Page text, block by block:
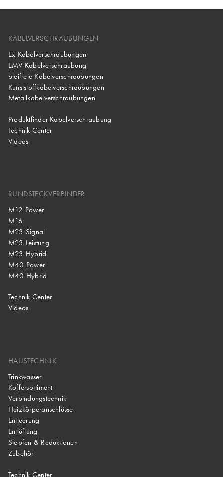
KABELVERSCHRAUBUNGEN
Ex Kabelverschraubungen
EMV Kabelverschraubung
bleifreie Kabelverschraubungen
Kunststoffkabelverschraubungen
Metallkabelverschraubungen
Produktfinder Kabelverschraubung
Technik Center
Videos
RUNDSTECKVERBINDER
M12 Power
M16
M23 Signal
M23 Leistung
M23 Hybrid
M40 Power
M40 Hybrid
Technik Center
Videos
HAUSTECHNIK
Trinkwasser
Koffersortiment
Verbindungstechnik
Heizkörperanschlüsse
Entleerung
Entlüftung
Stopfen & Reduktionen
Zubehör
Technik Center